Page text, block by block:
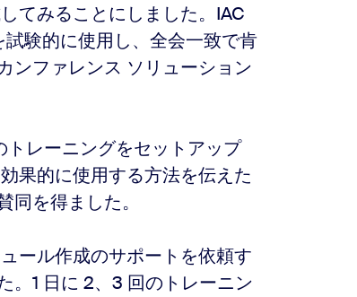
てみることにしました。IAC
験的に使用し、全会一致で肯
ンファレンス ソリューション
レーニングをセットアップ
果的に使用する方法を伝えた
を得ました。
ール作成のサポートを依頼す
。1 日に 2、3 回のトレーニン